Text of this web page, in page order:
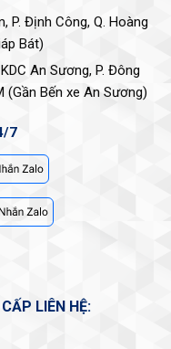
P. Định Công, Q. Hoàng
Bát)
An Sương, P. Đông
(Gần Bến xe An Sương)
7
LIÊN HỆ: